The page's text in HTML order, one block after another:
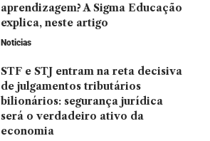
aprendizagem? A Sigma Educação
explica, neste artigo
Noticias
STF e STJ entram na reta decisiva
de julgamentos tributários
bilionários: segurança jurídica
será o verdadeiro ativo da
economia